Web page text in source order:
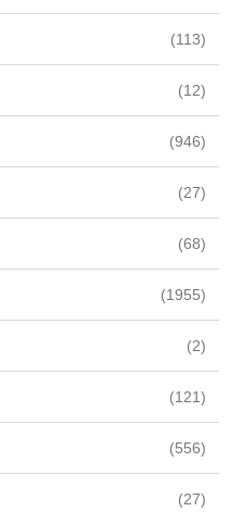
(113)
(12)
(946)
(27)
(68)
(1955)
(2)
(121)
(556)
(27)